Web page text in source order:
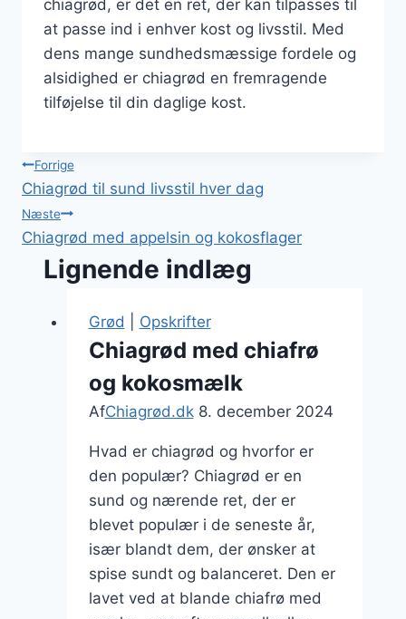
chiagrød, er det en ret, der kan tilpasses til
at passe ind i enhver kost og livsstil. Med
dens mange sundhedsmæssige fordele og
alsidighed er chiagrød en fremragende
tilføjelse til din daglige kost.
Indlægsnavigation
Forrige
Chiagrød til sund livsstil hver dag
Næste
Chiagrød med appelsin og kokosflager
Lignende indlæg
Grød Opskrifter
Chiagrød med chiafrø
og kokosmælk
AfChiagrød.dk 8. december 2024
Hvad er chiagrød og hvorfor er
den populær? Chiagrød er en
sund og nærende ret, der er
blevet populær i de seneste år,
især blandt dem, der ønsker at
spise sundt og balanceret. Den er
lavet ved at blande chiafrø med